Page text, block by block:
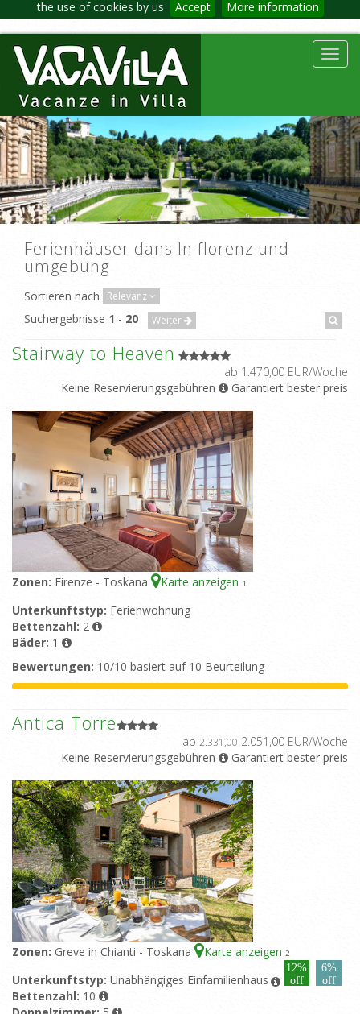
the use of cookies by us Accept More information
Ferienhäuser dans In florenz und
umgebung
Sortieren nach Relevanz
Suchergebnisse 1 - 20 Weiter
Stairway to Heaven
ab 1.470,00 EUR/Woche
Keine Reservierungsgebühren
Garantiert bester preis
Zonen: Firenze - Toskana Karte anzeigen 1
Unterkunftstyp: Ferienwohnung
Bettenzahl: 2
Bäder: 1
Bewertungen: 10/10 basiert auf 10 Beurteilung
Antica Torre
ab 2.331,00 2.051,00 EUR/Woche
Keine Reservierungsgebühren
Garantiert bester preis
Zonen: Greve in Chianti - Toskana Karte anzeigen 2
12%
off
6%
off
Unterkunftstyp: Unabhängiges Einfamilienhaus
Bettenzahl: 10